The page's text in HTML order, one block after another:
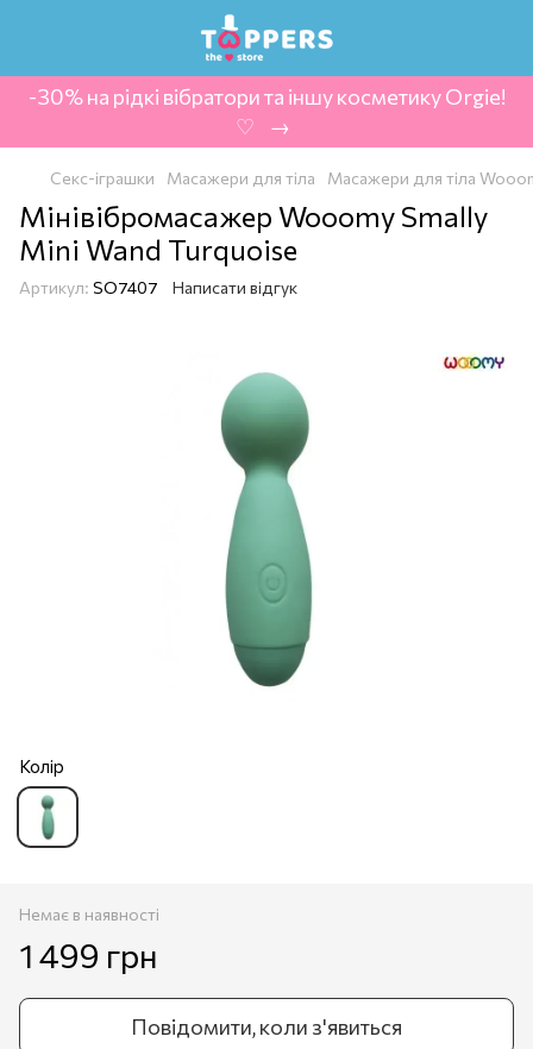
-30% на рідкі вібратори та іншу косметику Orgie!
‍ ♡ ‍ → ‍
Секс-іграшки Масажери для тіла Масажери для тіла
Мінівібромасажер Wooomy Smally
Mini Wand Turquoise
Артикул: SO7407 Написати відгук
Колір
Немає в наявності
1 499 грн
Повідомити, коли з'явиться